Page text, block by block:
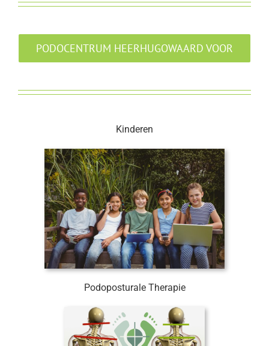
PODOCENTRUM HEERHUGOWAARD VOOR
Kinderen
Podoposturale Therapie